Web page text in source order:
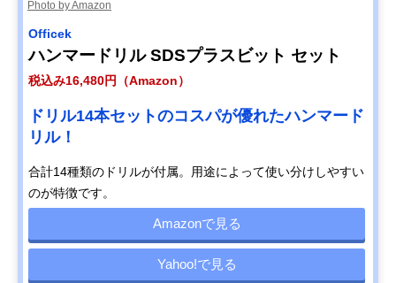
Photo by Amazon
Officek
ハンマードリル SDSプラスビット セット
税込み16,480円（Amazon）
ドリル14本セットのコスパが優れたハンマード
リル！
合計14種類のドリルが付属。用途によって使い分けしやすい
のが特徴です。
Amazonで見る
Yahoo!で見る